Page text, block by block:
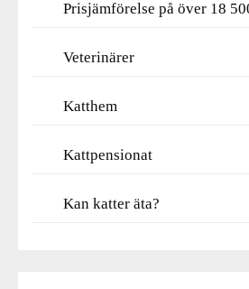
Prisjämförelse på över 18
Veterinärer
Katthem
Kattpensionat
Kan katter äta?